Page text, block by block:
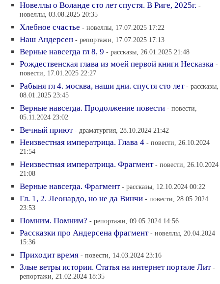
Новеллы о Воланде сто лет спустя. В Риге, 2025г. -
новеллы, 03.08.2025 20:35
Хлебное счастье - новеллы, 17.07.2025 17:22
Наш Андерсен - репортажи, 17.07.2025 17:13
Верные навсегда гл 8, 9 - рассказы, 26.01.2025 21:48
Рождественская глава из моей первой книги Несказка -
повести, 17.01.2025 22:27
Рабыня гл 4. москва, наши дни. спустя сто лет - рассказы,
08.01.2025 23:45
Верные навсегда. Продолжение повести - повести,
05.11.2024 23:02
Вечный приют - драматургия, 28.10.2024 21:42
Неизвестная императрица. Глава 4 - повести, 26.10.2024
21:54
Неизвестная императрица. Фрагмент - повести, 26.10.2024
21:08
Верные навсегда. Фрагмент - рассказы, 12.10.2024 00:22
Гл. 1, 2. Леонардо, но не да Винчи - повести, 28.05.2024
23:53
Помним. Помним? - репортажи, 09.05.2024 14:56
Рассказки про Андерсена фрагмент - новеллы, 20.04.2024
15:36
Приходит время - повести, 14.03.2024 23:16
Злые ветры истории. Статья на интернет портале Лит -
репортажи, 21.02.2024 18:35